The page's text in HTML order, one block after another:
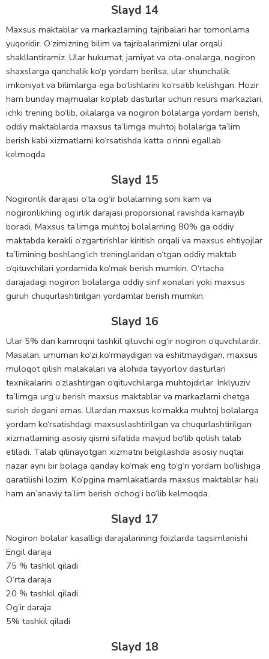
Slayd 14
Maxsus maktablar va markazlarning tajribalari har tomonlama
yuqoridir. O‘zimizning bilim va tajribalarimizni ular orqali
shakllantiramiz. Ular hukumat, jamiyat va ota-onalarga, nogiron
shaxslarga qanchalik ko‘p yordam berilsa, ular shunchalik
imkoniyat va bilimlarga ega bo‘lishlarini ko‘rsatib kelishgan. Hozir
ham bunday majmualar ko‘plab dasturlar uchun resurs markazlari,
ichki trening bo‘lib, oilalarga va nogiron bolalarga yordam berish,
oddiy maktablarda maxsus ta’limga muhtoj bolalarga ta’lim
berish kabi xizmatlarni ko‘rsatishda katta o‘rinni egallab
kelmoqda.
Slayd 15
Nogironlik darajasi o‘ta og‘ir bolalarning soni kam va
nogironlikning og‘irlik darajasi proporsional ravishda kamayib
boradi. Maxsus ta’limga muhtoj bolalarning 80% ga oddiy
maktabda kerakli o‘zgartirishlar kiritish orqali va maxsus ehtiyojlar
ta’limining boshlang‘ich treninglaridan o‘tgan oddiy maktab
o‘qituvchilari yordamida ko‘mak berish mumkin. O‘rtacha
darajadagi nogiron bolalarga oddiy sinf xonalari yoki maxsus
guruh chuqurlashtirilgan yordamlar berish mumkin.
Slayd 16
Ular 5% dan kamroqni tashkil qiluvchi og‘ir nogiron o‘quvchilardir.
Masalan, umuman ko‘zi ko‘rmaydigan va eshitmaydigan, maxsus
muloqot qilish malakalari va alohida tayyorlov dasturlari
texnikalarini o‘zlashtirgan o‘qituvchilarga muhtojdirlar. Inklyuziv
ta’limga urg‘u berish maxsus maktablar va markazlarni chetga
surish degani emas. Ulardan maxsus ko‘makka muhtoj bolalarga
yordam ko‘rsatishdagi maxsuslashtirilgan va chuqurlashtirilgan
xizmatlarning asosiy qismi sifatida mavjud bo‘lib qolish talab
etiladi. Talab qilinayotgan xizmatni belgilashda asosiy nuqtai
nazar ayni bir bolaga qanday ko‘mak eng to‘g‘ri yordam bo‘lishiga
qaratilishi lozim. Ko‘pgina mamlakatlarda maxsus maktablar hali
ham an’anaviy ta’lim berish o‘chog‘i bo‘lib kelmoqda.
Slayd 17
Nogiron bolalar kasalligi darajalarining foizlarda taqsimlanishi
Engil daraja
75 % tashkil qiladi
O‘rta daraja
20 % tashkil qiladi
Og‘ir daraja
5% tashkil qiladi
Slayd 18